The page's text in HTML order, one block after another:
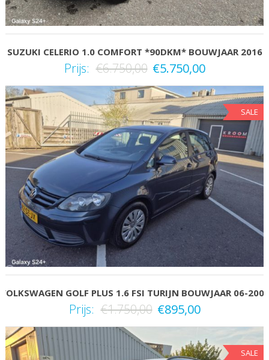
SUZUKI CELERIO 1.0 COMFORT *90DKM* BOUWJAAR 2016
Prijs: €6.750,00 €5.750,00
SALE
VOLKSWAGEN GOLF PLUS 1.6 FSI TURIJN BOUWJAAR 06-2006
Prijs: €1.750,00 €895,00
SALE